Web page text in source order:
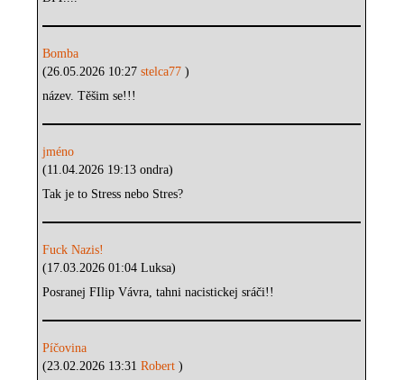
Bomba
(26.05.2026 10:27stelca77)
název. Těšim se!!!
jméno
(11.04.2026 19:13 ondra)
Tak je to Stress nebo Stres?
Fuck Nazis!
(17.03.2026 01:04 Luksa)
Posranej FIlip Vávra, tahni nacistickej sráči!!
Píčovina
(23.02.2026 13:31Robert)